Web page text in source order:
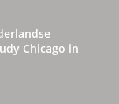
Chicago in